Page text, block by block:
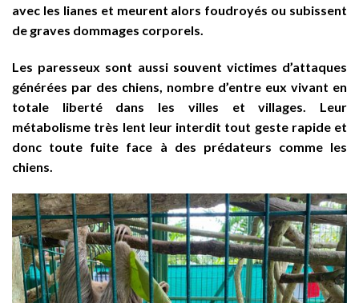
avec les lianes et meurent alors foudroyés ou subissent
de graves dommages corporels.
Les paresseux sont aussi souvent victimes d’attaques
générées par des chiens, nombre d’entre eux vivant en
totale liberté dans les villes et villages. Leur
métabolisme très lent leur interdit tout geste rapide et
donc toute fuite face à des prédateurs comme les
chiens.